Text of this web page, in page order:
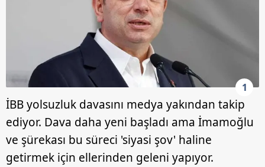
1
İBB yolsuzluk davasını medya yakından takip
ediyor. Dava daha yeni başladı ama İmamoğlu
ve şürekası bu süreci 'siyasi şov' haline
getirmek için ellerinden geleni yapıyor.